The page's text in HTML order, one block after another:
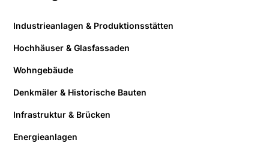
Industrieanlagen & Produktionsstätten
Hochhäuser & Glasfassaden
Wohngebäude
Denkmäler & Historische Bauten
Infrastruktur & Brücken
Energieanlagen